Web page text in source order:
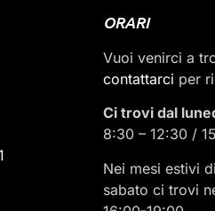
ORARI
Vuoi venirci a
contattarci per
Ci trovi dal
8:30 – 12:30 /
Nei mesi estivi
sabato ci trovi